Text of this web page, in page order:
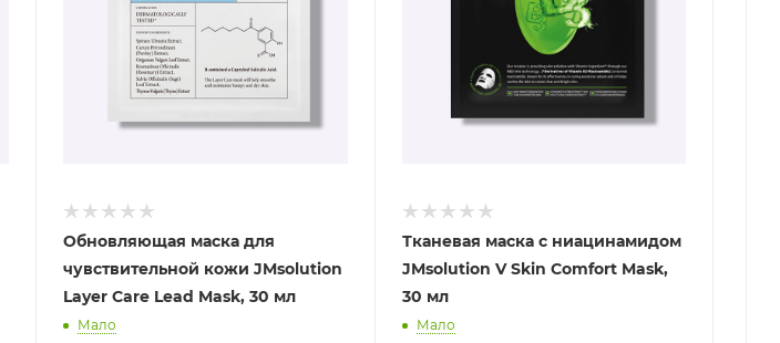
Обновляющая маска для
чувствительной кожи JMsolution
Layer Care Lead Mask, 30 мл
Мало
Тканевая маска с ниацинамидом
JMsolution V Skin Comfort Mask,
30 мл
Мало